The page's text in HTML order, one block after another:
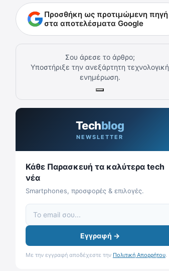
Προσθήκη ως προτιμώμενη πηγή
στα αποτελέσματα Google
Σου άρεσε το άρθρο;
Υποστήριξε την ανεξάρτητη τεχνολογική
ενημέρωση.
Techblog
NEWSLETTER
Κάθε Παρασκευή τα καλύτερα tech
νέα
Smartphones, προσφορές & επιλογές.
Εγγραφή →
Με την εγγραφή αποδέχεστε την Πολιτική Απορρήτου.